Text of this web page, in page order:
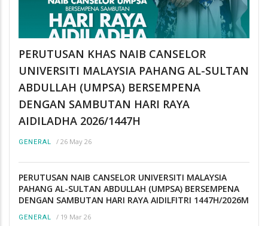
PERUTUSAN KHAS NAIB CANSELOR
UNIVERSITI MALAYSIA PAHANG AL-SULTAN
ABDULLAH (UMPSA) BERSEMPENA
DENGAN SAMBUTAN HARI RAYA
AIDILADHA 2026/1447H
GENERAL / 26 May 26
PERUTUSAN NAIB CANSELOR UNIVERSITI MALAYSIA
PAHANG AL-SULTAN ABDULLAH (UMPSA) BERSEMPENA
DENGAN SAMBUTAN HARI RAYA AIDILFITRI 1447H/2026M
GENERAL / 19 Mar 26